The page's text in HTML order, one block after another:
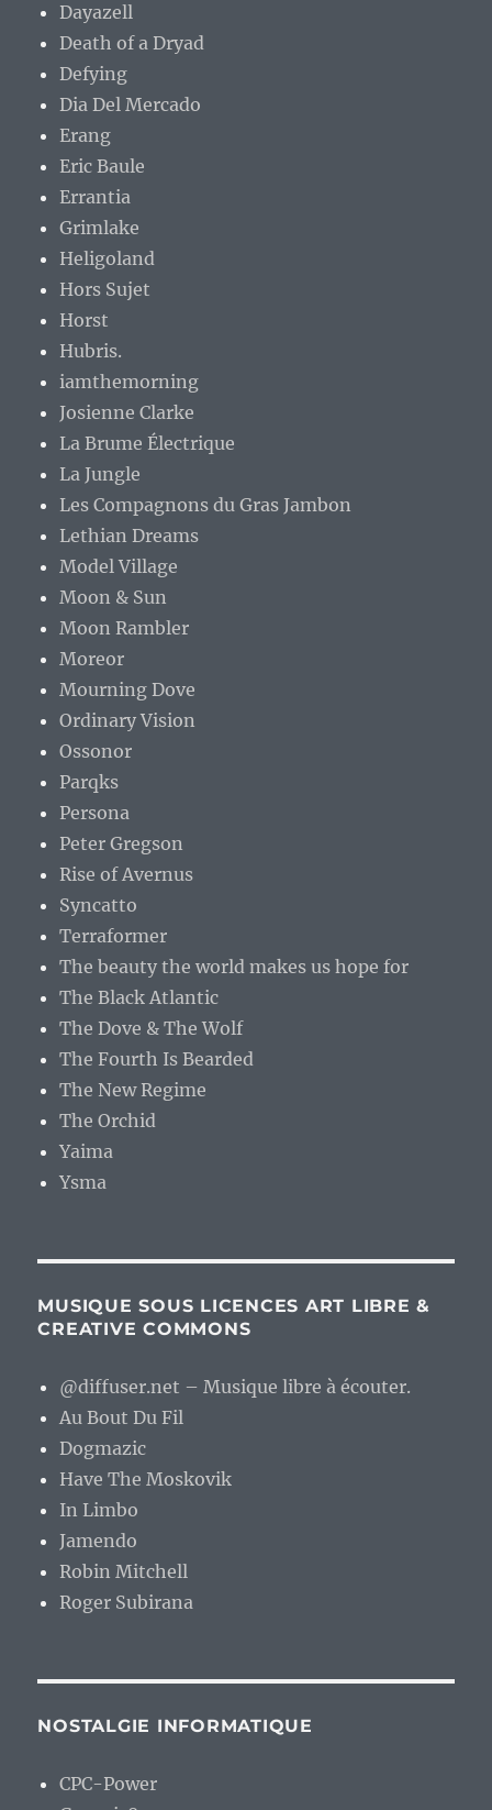
Dayazell
Death of a Dryad
Defying
Dia Del Mercado
Erang
Eric Baule
Errantia
Grimlake
Heligoland
Hors Sujet
Horst
Hubris.
iamthemorning
Josienne Clarke
La Brume Électrique
La Jungle
Les Compagnons du Gras Jambon
Lethian Dreams
Model Village
Moon & Sun
Moon Rambler
Moreor
Mourning Dove
Ordinary Vision
Ossonor
Parqks
Persona
Peter Gregson
Rise of Avernus
Syncatto
Terraformer
The beauty the world makes us hope for
The Black Atlantic
The Dove & The Wolf
The Fourth Is Bearded
The New Regime
The Orchid
Yaima
Ysma
MUSIQUE SOUS LICENCES ART LIBRE &
CREATIVE COMMONS
@diffuser.net – Musique libre à écouter.
Au Bout Du Fil
Dogmazic
Have The Moskovik
In Limbo
Jamendo
Robin Mitchell
Roger Subirana
NOSTALGIE INFORMATIQUE
CPC-Power